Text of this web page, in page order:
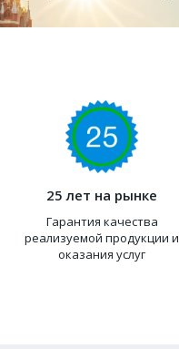
25 лет на рынке
Гарантия качества
реализуемой продукции и
оказания услуг